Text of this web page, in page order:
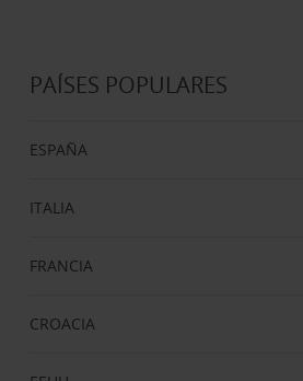
PAÍSES POPULARES
ESPAÑA
ITALIA
FRANCIA
CROACIA